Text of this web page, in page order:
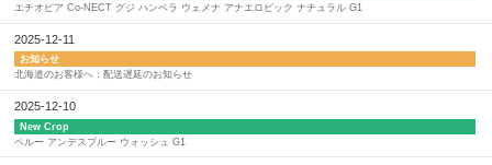
エチオピア Co-NECT グジ ハンベラ ウェメナ アナエロビック ナチュラル G1
2025-12-11
お知らせ
北海道のお客様へ：配送遅延のお知らせ
2025-12-10
New Crop
ペルー アンデスブルー ウォッシュ G1